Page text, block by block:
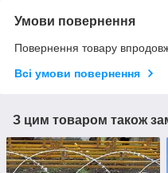
Умови повернення
Повернення товару
Всі умови повернення
З цим товаром також